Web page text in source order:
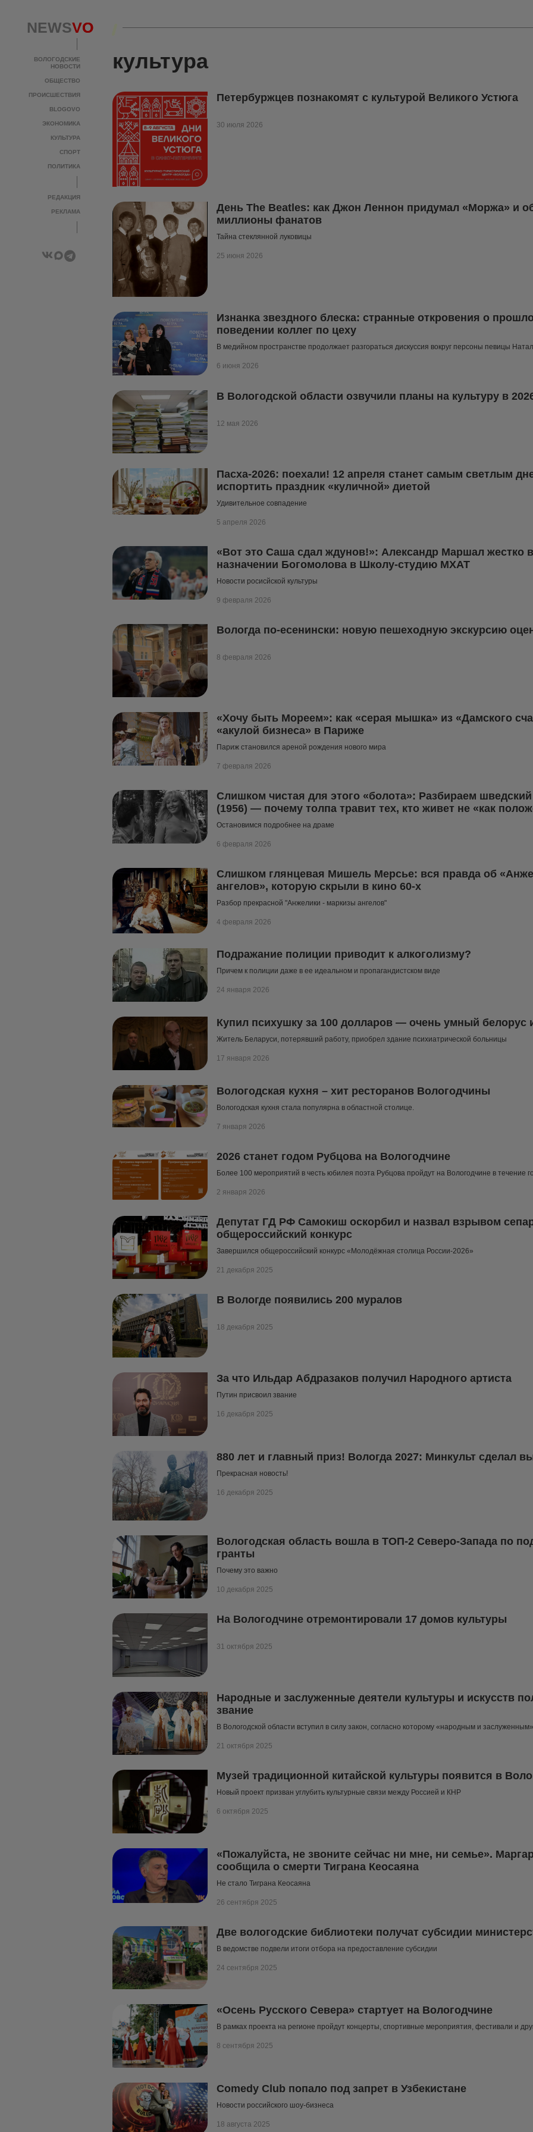
NEWSVO
ВОЛОГОДСКИЕ
НОВОСТИ
ОБЩЕСТВО
ПРОИСШЕСТВИЯ
BLOGOVO
ЭКОНОМИКА
КУЛЬТУРА
СПОРТ
ПОЛИТИКА
РЕДАКЦИЯ
РЕКЛАМА
NEWSVO
ВОЛОГОДСКИЕ
НОВОСТИ
ОБЩЕСТВО
ПРОИСШЕСТВИЯ
BLOGOVO
ЭКОНОМИКА
КУЛЬТУРА
СПОРТ
ПОЛИТИКА
РЕДАКЦИЯ
РЕКЛАМА
культура
Петербуржцев познакомят с культурой Великого Устюга
30 июля 2026
День The Beatles: как Джон Леннон придумал «Моржа» и
миллионы фанатов
Тайна стеклянной луковицы
25 июня 2026
Изнанка звездного блеска: странные откровения о
поведении коллег по цеху
В медийном пространстве продолжает разгораться дискуссия вокруг персоны певицы
6 июня 2026
В Вологодской области озвучили планы на культуру в
12 мая 2026
Пасха-2026: поехали! 12 апреля станет самым светлым
испортить праздник «куличной» диетой
Удивительное совпадение
5 апреля 2026
«Вот это Саша сдал ждунов!»: Александр Маршал жестко
назначении Богомолова в Школу-студию МХАТ
Новости росисйской культуры
9 февраля 2026
Вологда по-есенински: новую пешеходную экскурсию
8 февраля 2026
«Хочу быть Мореем»: как «серая мышка» из «Дамского
«акулой бизнеса» в Париже
Париж становился ареной рождения нового мира
7 февраля 2026
Слишком чистая для этого «болота»: Разбираем
(1956) — почему толпа травит тех, кто живет не «как
Остановимся подробнее на драме
6 февраля 2026
Слишком глянцевая Мишель Мерсье: вся правда об
ангелов», которую скрыли в кино 60-х
Разбор прекрасной "Анжелики - маркизы ангелов"
4 февраля 2026
Подражание полиции приводит к алкоголизму?
Причем к полиции даже в ее идеальном и пропагандистском виде
24 января 2026
Купил психушку за 100 долларов — очень умный белорус
Житель Беларуси, потерявший работу, приобрел здание психиатрической больницы
17 января 2026
Вологодская кухня – хит ресторанов Вологодчины
Вологодская кухня стала популярна в областной столице.
7 января 2026
2026 станет годом Рубцова на Вологодчине
Более 100 мероприятий в честь юбилея поэта Рубцова пройдут на Вологодчине в течение
2 января 2026
Депутат ГД РФ Самокиш оскорбил и назвал взрывом
общероссийский конкурс
Завершился общероссийский конкурс «Молодёжная столица России-2026»
21 декабря 2025
В Вологде появились 200 муралов
18 декабря 2025
За что Ильдар Абдразаков получил Народного артиста
Путин присвоил звание
16 декабря 2025
880 лет и главный приз! Вологда 2027: Минкульт сделал
Прекрасная новость!
16 декабря 2025
Вологодская область вошла в ТОП-2 Северо-Запада по
гранты
Почему это важно
10 декабря 2025
На Вологодчине отремонтировали 17 домов культуры
31 октября 2025
Народные и заслуженные деятели культуры и искусств
звание
В Вологодской области вступил в силу закон, согласно которому «народным и
21 октября 2025
Музей традиционной китайской культуры появится в
Новый проект призван углубить культурные связи между Россией и КНР
6 октября 2025
«Пожалуйста, не звоните сейчас ни мне, ни семье».
сообщила о смерти Тиграна Кеосаяна
Не стало Тиграна Кеосаяна
26 сентября 2025
Две вологодские библиотеки получат субсидии
В ведомстве подвели итоги отбора на предоставление субсидии
24 сентября 2025
«Осень Русского Севера» стартует на Вологодчине
В рамках проекта на регионе пройдут концерты, спортивные мероприятия, фестивали и
8 сентября 2025
Comedy Club попало под запрет в Узбекистане
Новости российского шоу-бизнеса
18 августа 2025